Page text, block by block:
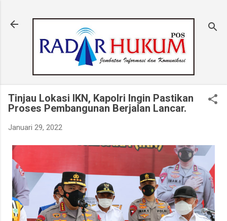
Tinjau Lokasi IKN, Kapolri Ingin Pastikan
Proses Pembangunan Berjalan Lancar.
Januari 29, 2022